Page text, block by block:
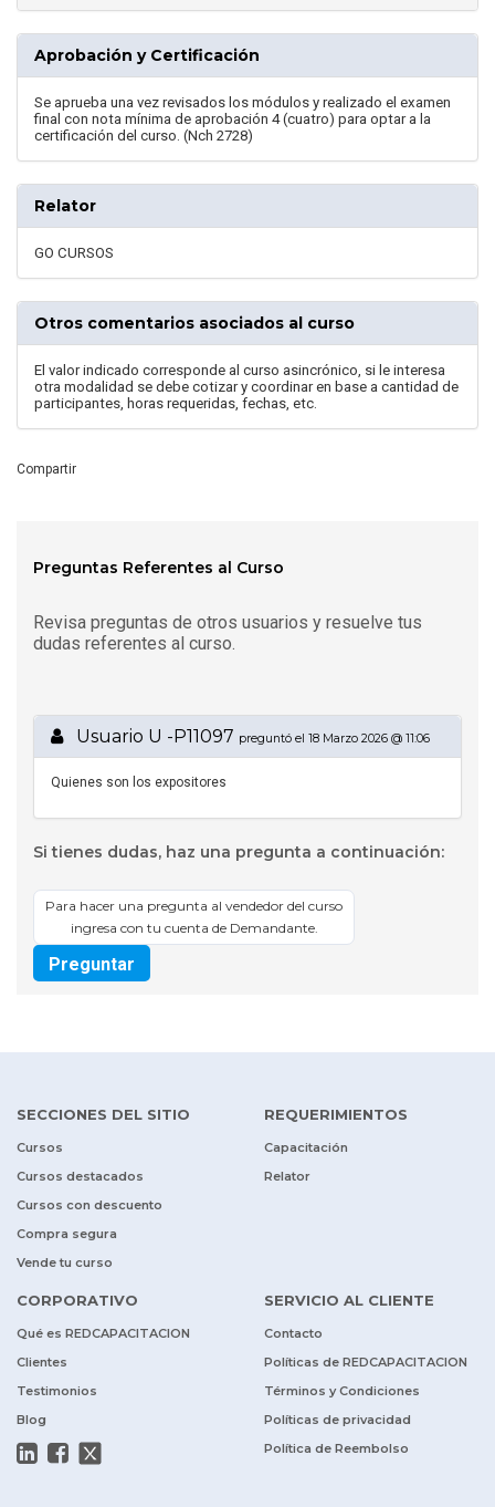
Aprobación y Certificación
Se aprueba una vez revisados los módulos y realizado el examen
final con nota mínima de aprobación 4 (cuatro) para optar a la
certificación del curso. (Nch 2728)
Relator
GO CURSOS
Otros comentarios asociados al curso
El valor indicado corresponde al curso asincrónico, si le interesa
otra modalidad se debe cotizar y coordinar en base a cantidad de
participantes, horas requeridas, fechas, etc.
Compartir
Preguntas Referentes al Curso
Revisa preguntas de otros usuarios y resuelve tus
dudas referentes al curso.
Usuario U -P11097 preguntó el 18 Marzo 2026 @ 11:06
Quienes son los expositores
Si tienes dudas, haz una pregunta a continuación:
Para hacer una pregunta al vendedor del curso
ingresa con tu cuenta de Demandante.
Preguntar
SECCIONES DEL SITIO
Cursos
Cursos destacados
Cursos con descuento
Compra segura
Vende tu curso
REQUERIMIENTOS
Capacitación
Relator
CORPORATIVO
Qué es REDCAPACITACION
Clientes
Testimonios
Blog
SERVICIO AL CLIENTE
Contacto
Políticas de REDCAPACITACION
Términos y Condiciones
Políticas de privacidad
Política de Reembolso